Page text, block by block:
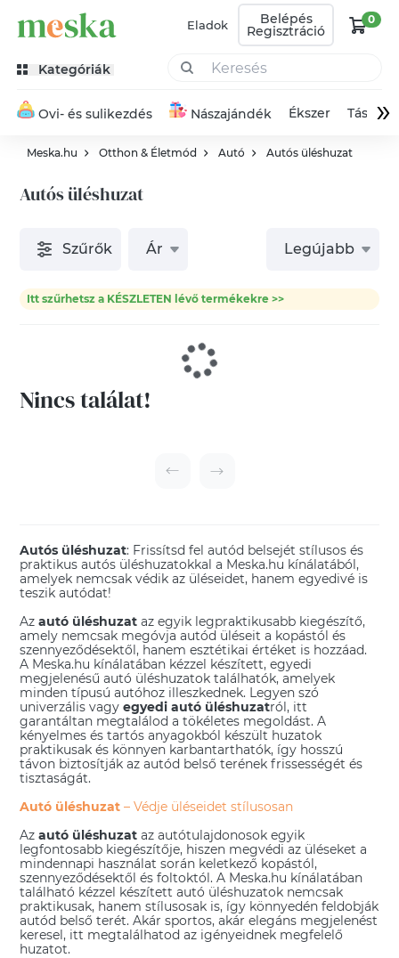
Eladok Belépés
Regisztráció
0
Kategóriák
Ovi- és sulikezdés Nászajándék Ékszer Táska»
Meska.hu Otthon & Életmód Autó Autós üléshuzat
Autós üléshuzat
Szűrők Ár Legújabb
Itt szűrhetsz a KÉSZLETEN lévő termékekre >>
Nincs találat!
Autós üléshuzat: Frissítsd fel autód belsejét stílusos és
praktikus autós üléshuzatokkal a Meska.hu kínálatából,
amelyek nemcsak védik az üléseidet, hanem egyedivé is
teszik autódat!
Azautó üléshuzat az egyik legpraktikusabb kiegészítő,
amely nemcsak megóvja autód üléseit a kopástól és
szennyeződésektől, hanem esztétikai értéket is hozzáad.
A Meska.hu kínálatában kézzel készített, egyedi
megjelenésű autó üléshuzatok találhatók, amelyek
minden típusú autóhoz illeszkednek. Legyen szó
univerzális vagyegyedi autó üléshuzatról, itt
garantáltan megtalálod a tökéletes megoldást. A
kényelmes és tartós anyagokból készült huzatok
praktikusak és könnyen karbantarthatók, így hosszú
távon biztosítják az autód belső terének frissességét és
tisztaságát.
Autó üléshuzat – Védje üléseidet stílusosan
Azautó üléshuzat az autótulajdonosok egyik
legfontosabb kiegészítője, hiszen megvédi az üléseket a
mindennapi használat során keletkező kopástól,
szennyeződésektől és foltoktól. A Meska.hu kínálatában
található kézzel készített autó üléshuzatok nemcsak
praktikusak, hanem stílusosak is, így könnyedén feldobják
autód belső terét. Akár sportos, akár elegáns megjelenést
keresel, itt megtalálhatod az igényeidnek megfelelő
huzatot.